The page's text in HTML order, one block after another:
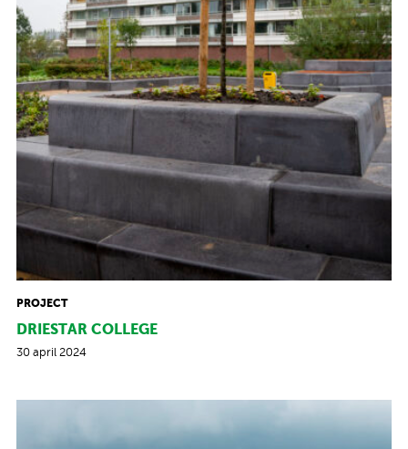
PROJECT
DRIESTAR COLLEGE
30 april 2024